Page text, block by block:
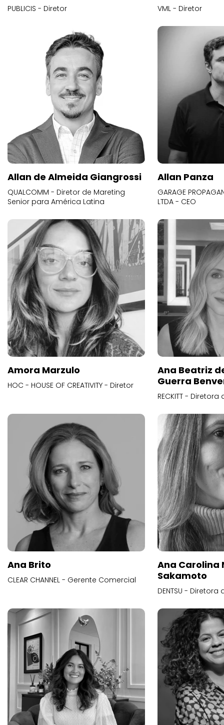
PUBLICIS - Diretor VML - Diretor
Allan de Almeida Giangrossi
QUALCOMM - Diretor de Mareting
Senior para América Latina
Allan Panza
GARAGE
LTDA - CEO
Amora Marzulo
HOC - HOUSE OF CREATIVITY - Diretor
Ana Beatriz
Guerra
RECKITT -
Ana Brito
CLEAR CHANNEL - Gerente Comercial
Ana Carolina
Sakamoto
DENTSU -